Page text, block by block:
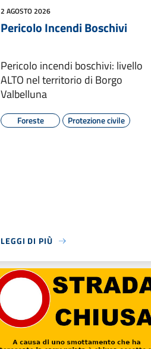
2 AGOSTO 2026
Pericolo Incendi Boschivi
Pericolo incendi boschivi: livello
ALTO nel territorio di Borgo
Valbelluna
Foreste Protezione civile
LEGGI DI PIÙ